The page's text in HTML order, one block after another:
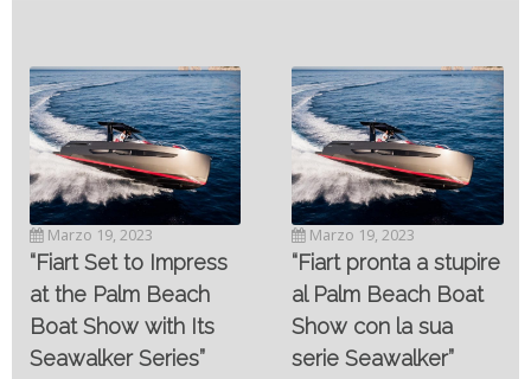
Marzo 19, 2023
“Fiart pronta a stupire
al Palm Beach Boat
Show con la sua
serie Seawalker”
Novembre 6, 2022
SC- 46 il catamarano
ad alte prestazioni
targato Outerlimits.
delle moderne tecnologie
costruttive e dei nuovi